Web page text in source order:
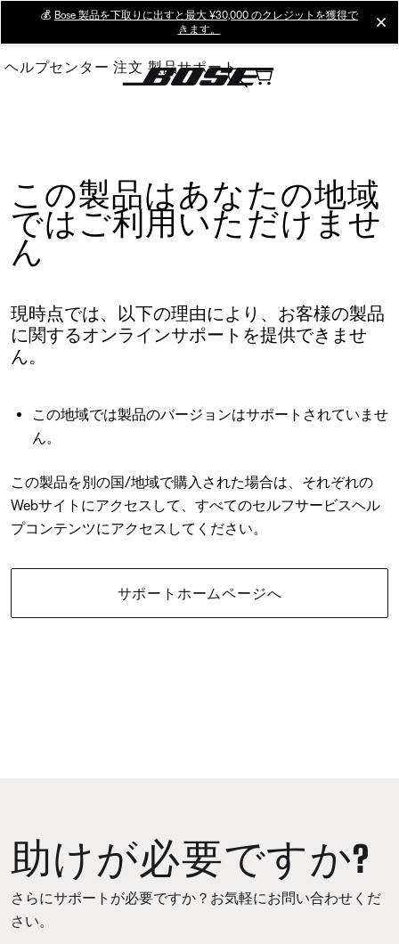
Main
💰 Bose 製品を下取りに出すと最大 ¥30,000 のクレジットを獲得で
きます。
ヘルプセンター 注文 製品サポート
この製品はあなたの地域
ではご利用いただけませ
ん
現時点では、以下の理由により、お客様の製品
に関するオンラインサポートを提供できませ
ん。
この地域では製品のバージョンはサポートされていませ
ん。
この製品を別の国/地域で購入された場合は、それぞれの
Webサイトにアクセスして、すべてのセルフサービスヘル
プコンテンツにアクセスしてください。
サポートホームページへ
助けが必要ですか?
さらにサポートが必要ですか？お気軽にお問い合わせくだ
さい。